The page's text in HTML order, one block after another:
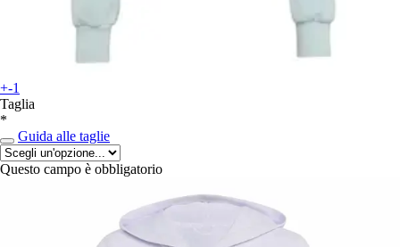
+-1
Taglia
*
Guida alle taglie
Questo campo è obbligatorio